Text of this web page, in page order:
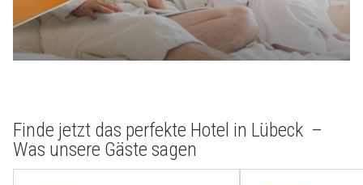
Finde jetzt das perfekte Hotel in Lübeck –
Was unsere Gäste sagen